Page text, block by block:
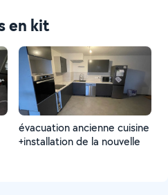
en kit
évacuation ancienne cuisine
+installation de la nouvelle